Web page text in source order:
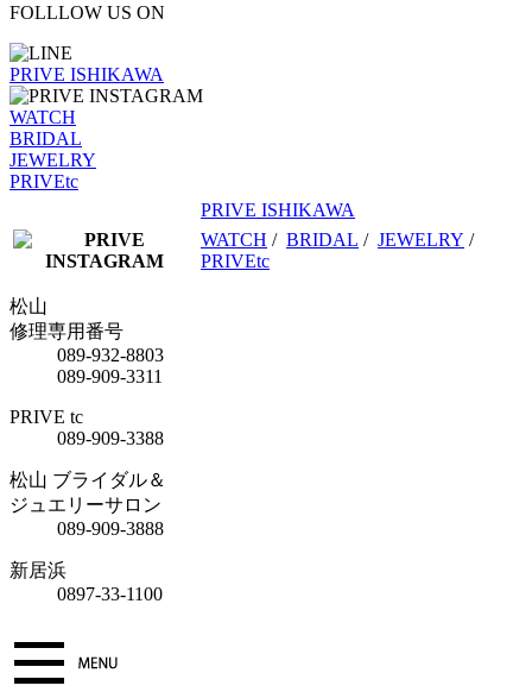
FOLLLOW US ON
PRIVE ISHIKAWA
WATCH
BRIDAL
JEWELRY
PRIVEtc
PRIVE ISHIKAWA
WATCH / BRIDAL / JEWELRY /
PRIVEtc
松山
修理専用番号
089-932-8803
089-909-3311
PRIVE tc
089-909-3388
松山 ブライダル＆
ジュエリーサロン
089-909-3888
新居浜
0897-33-1100